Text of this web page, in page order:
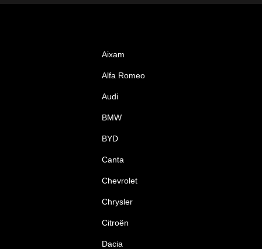
Aixam
Alfa Romeo
Audi
BMW
BYD
Canta
Chevrolet
Chrysler
Citroën
Dacia